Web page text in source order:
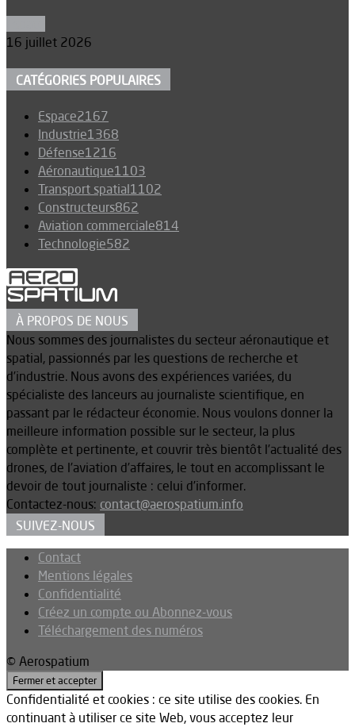
16 juillet 2026
CATÉGORIES POPULAIRES
Espace2167
Industrie1368
Défense1216
Aéronautique1103
Transport spatial1102
Constructeurs862
Aviation commerciale814
Technologie582
À PROPOS DE NOUS
Nous sommes des journalistes du secteur aéronautique et
spatial, passionnés par les questions de recherche et
d’industrie. Nous avons des expériences variées, du
spécialiste des lanceurs au journaliste scientifique, en
passant par le rédacteur économie. Nous voulons donner la
meilleure information possible sur le secteur, la plus
complète et pertinente, et couvrir très bientôt l’actualité des
drones, de l’aviation d’affaires, le tout en accomplissant le
devoir de tout journaliste : celui d’informer.
Contactez-nous: contact@aerospatium.info
SUIVEZ-NOUS
Contact
Mentions légales
Confidentialité
Créez un compte ou Abonnez-vous
Téléchargement des numéros
© Aerospatium
Confidentialité et cookies : ce site utilise des cookies. En
continuant à utiliser ce site Web, vous acceptez leur